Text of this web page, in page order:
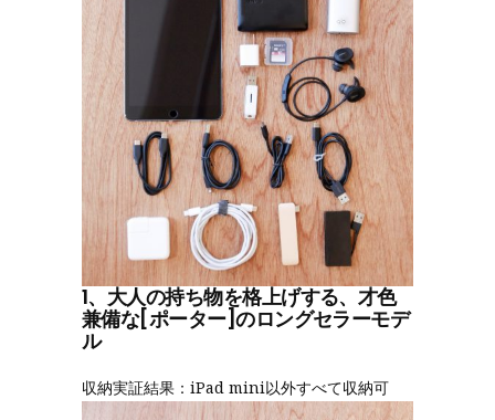
1、大人の持ち物を格上げする、才色
兼備な[ポーター]のロングセラーモデ
ル
収納実証結果：iPad mini以外すべて収納可